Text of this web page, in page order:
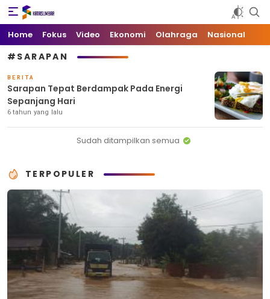
Kata Sumbar
Berita Sumbar Hari Ini
Home Fokus Video Ekonomi Olahraga Nasional
#SARAPAN
BERITA
Sarapan Tepat Berdampak Pada Energi
Sepanjang Hari
6 tahun yang lalu
Sudah ditampilkan semua
TERPOPULER